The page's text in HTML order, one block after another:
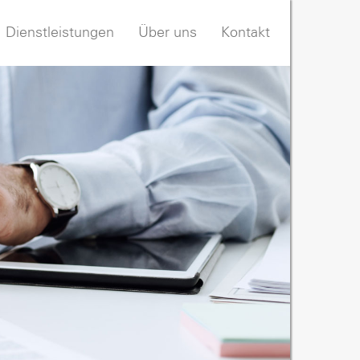
Dienstleistungen Über uns Kontakt